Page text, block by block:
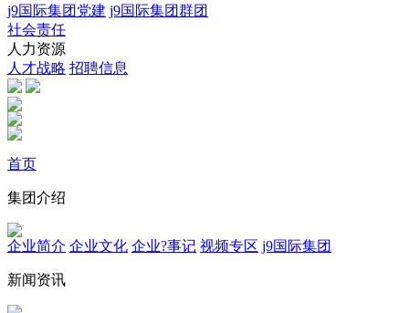
j9国际集团党建 j9国际集团群团
社会责任
人力资源
人才战略 招聘信息
首页
集团介绍
企业简介 企业文化 企业?事记 视频专区 j9国际集团
新闻资讯